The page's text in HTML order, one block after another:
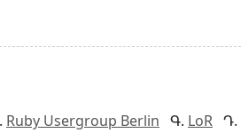
Ruby Usergroup Berlin LoR